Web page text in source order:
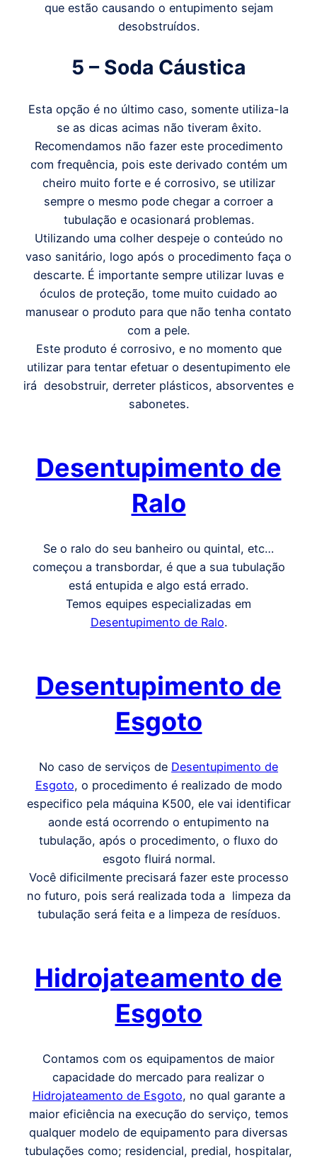
que estão causando o entupimento sejam
desobstruídos.
5 – Soda Cáustica
Esta opção é no último caso, somente utiliza-la
se as dicas acimas não tiveram êxito.
Recomendamos não fazer este procedimento
com frequência, pois este derivado contém um
cheiro muito forte e é corrosivo, se utilizar
sempre o mesmo pode chegar a corroer a
tubulação e ocasionará problemas.
Utilizando uma colher despeje o conteúdo no
vaso sanitário, logo após o procedimento faça o
descarte. É importante sempre utilizar luvas e
óculos de proteção, tome muito cuidado ao
manusear o produto para que não tenha contato
com a pele.
Este produto é corrosivo, e no momento que
utilizar para tentar efetuar o desentupimento ele
irá desobstruir, derreter plásticos, absorventes e
sabonetes.
Desentupimento de
Ralo
Se o ralo do seu banheiro ou quintal, etc…
começou a transbordar, é que a sua tubulação
está entupida e algo está errado.
Temos equipes especializadas em
Desentupimento de Ralo.
Desentupimento de
Esgoto
No caso de serviços de Desentupimento de
Esgoto, o procedimento é realizado de modo
especifico pela máquina K500, ele vai identificar
aonde está ocorrendo o entupimento na
tubulação, após o procedimento, o fluxo do
esgoto fluirá normal.
Você dificilmente precisará fazer este processo
no futuro, pois será realizada toda a limpeza da
tubulação será feita e a limpeza de resíduos.
Hidrojateamento de
Esgoto
Contamos com os equipamentos de maior
capacidade do mercado para realizar o
Hidrojateamento de Esgoto, no qual garante a
maior eficiência na execução do serviço, temos
qualquer modelo de equipamento para diversas
tubulações como; residencial, predial, hospitalar,